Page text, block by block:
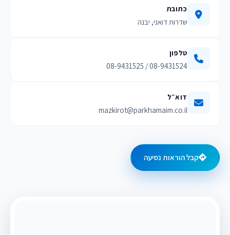
כתובת
שדרות דואני, יבנה
טלפון
08-9431524 / 08-9431525
דוא״ל
mazkirot@parkhamaim.co.il
קבל הוראות נסיעה